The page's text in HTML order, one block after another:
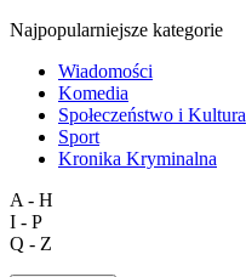
Najpopularniejsze kategorie
Wiadomości
Komedia
Społeczeństwo i Kultura
Sport
Kronika Kryminalna
A - H
I - P
Q - Z